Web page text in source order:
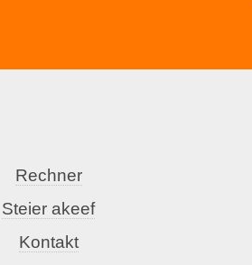
Rechner
Steier akeef
Kontakt